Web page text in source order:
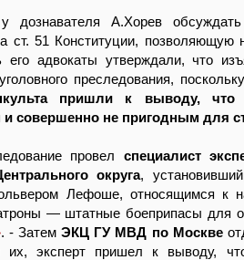
дознавателя А.Хорев обсуждать
ст. 51 Конституции, позволяющую
его адвокаты утверждали, что
преследования,
пришли к выводу, что
и совершенно не пригодным для
провел специалист
округа,
Лефоше, относящимся к
— штатные боеприпасы для
. - ЗатемЭКЦ ГУ МВД по Москве
их, эксперт пришел к выводу,